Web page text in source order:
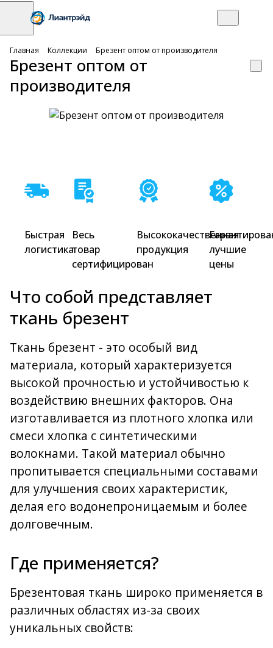
Главная Коллекции Брезент оптом от производителя
Брезент оптом от
производителя
Быстрая
логистика
Весь
товар
сертифицирован
Высококачественная
продукция
лучшие
цены
Что собой представляет
ткань брезент
Ткань брезент - это особый вид
материала, который характеризуется
высокой прочностью и устойчивостью к
воздействию внешних факторов. Она
изготавливается из плотного хлопка или
смеси хлопка с синтетическими
волокнами. Такой материал обычно
пропитывается специальными составами
для улучшения своих характеристик,
делая его водонепроницаемым и более
долговечным.
Где применяется?
Брезентовая ткань широко применяется в
различных областях из-за своих
уникальных свойств: